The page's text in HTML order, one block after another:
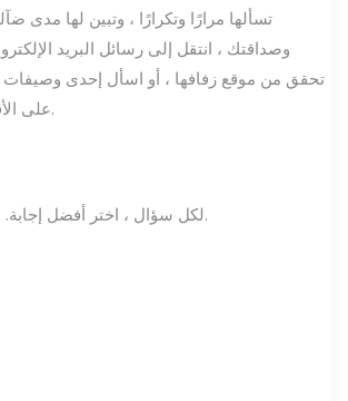
تسألها مرارًا وتكرارًا ، وتبين لها مدى
وصداقتك ، انتقل إلى رسائل البريد
تحقق من موقع زفافها ، أو اسأل إحدى وصيفات
على الأقل يبدو أنك تحاول.
لكل سؤال ، اختر أفضل إجابة. مفتاح الإجابة أدناه.